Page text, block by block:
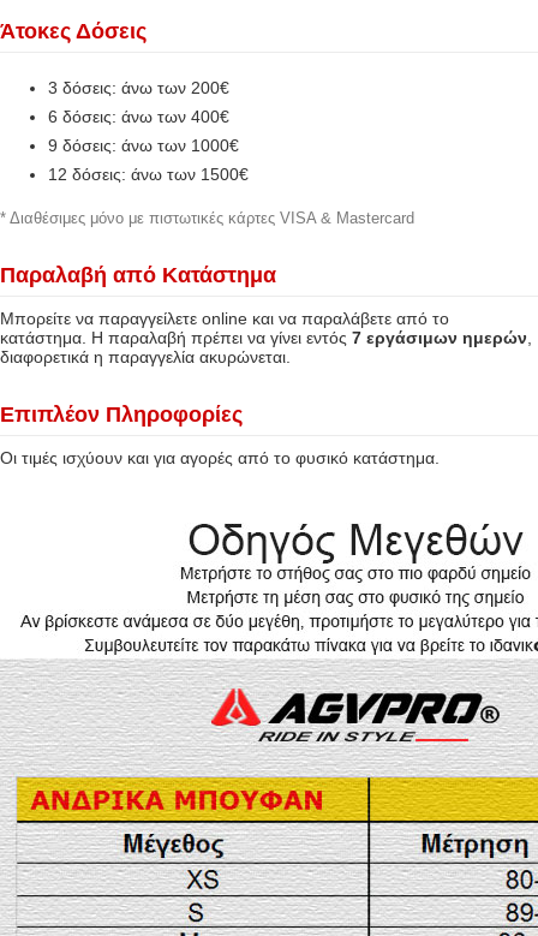
Άτοκες Δόσεις
3 δόσεις: άνω των 200€
6 δόσεις: άνω των 400€
9 δόσεις: άνω των 1000€
12 δόσεις: άνω των 1500€
* Διαθέσιμες μόνο με πιστωτικές κάρτες VISA & Mastercard
Παραλαβή από Κατάστημα
Μπορείτε να παραγγείλετε online και να παραλάβετε από το
κατάστημα. Η παραλαβή πρέπει να γίνει εντός 7 εργάσιμων ημερών
διαφορετικά η παραγγελία ακυρώνεται.
Επιπλέον Πληροφορίες
Οι τιμές ισχύουν και για αγορές από το φυσικό κατάστημα.